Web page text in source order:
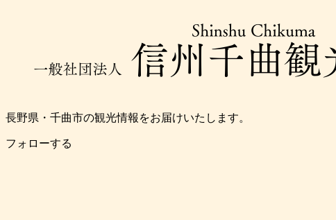
長野県・千曲市の観光情報をお届けいたします。
フォローする